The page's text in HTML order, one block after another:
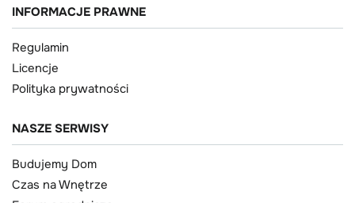
INFORMACJE PRAWNE
Regulamin
Licencje
Polityka prywatności
NASZE SERWISY
Budujemy Dom
Czas na Wnętrze